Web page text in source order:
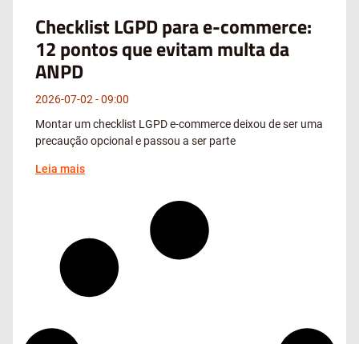
Checklist LGPD para e-commerce:
12 pontos que evitam multa da
ANPD
2026-07-02
09:00
Montar um checklist LGPD e-commerce deixou de ser uma
precaução opcional e passou a ser parte
Leia mais